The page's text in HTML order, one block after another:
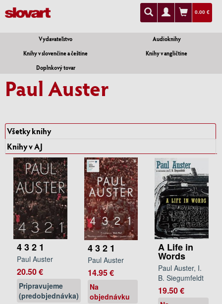
0.00 €
Vydavateľstvo
Audioknihy
Knihy v slovenčine a češtine
Knihy v angličtine
Doplnkový tovar
Paul Auster
Všetky knihy
Knihy v AJ
4 3 2 1
Paul Auster
20.50 €
Pripravujeme
(predobjednávka)
4 3 2 1
Paul Auster
14.95 €
Na
objednávku
A Life in
Words
Paul Auster, I.
B. Siegumfeldt
19.50 €